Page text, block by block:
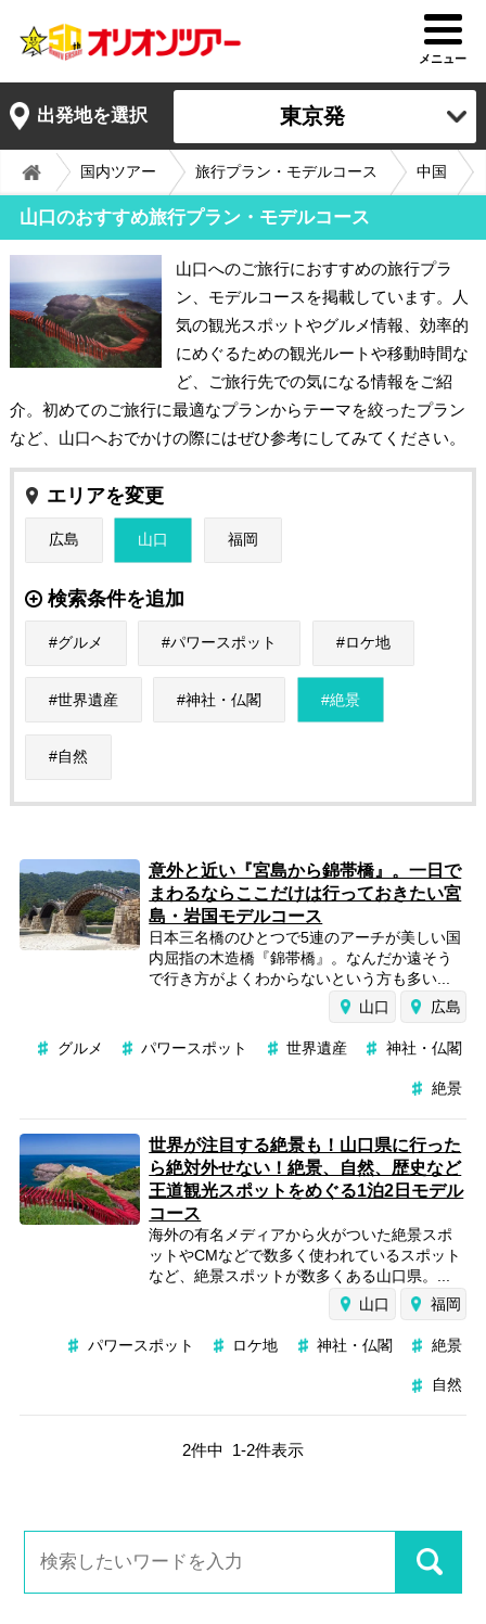
メニュー
出発地を選択 東京発
国内ツアー 旅行プラン・モデルコース 中国
山口のおすすめ旅行プラン・モデルコース
山口へのご旅行におすすめの旅行プラ
ン、モデルコースを掲載しています。人
気の観光スポットやグルメ情報、効率的
にめぐるための観光ルートや移動時間な
ど、ご旅行先での気になる情報をご紹
介。初めてのご旅行に最適なプランからテーマを絞ったプラン
など、山口へおでかけの際にはぜひ参考にしてみてください。
エリアを変更
広島 山口 福岡
検索条件を追加
グルメ パワースポット ロケ地
世界遺産 神社・仏閣 絶景
自然
意外と近い『宮島から錦帯橋』。一日で
まわるならここだけは行っておきたい宮
島・岩国モデルコース
日本三名橋のひとつで5連のアーチが美しい国
内屈指の木造橋『錦帯橋』。なんだか遠そう
で行き方がよくわからないという方も多い...
山口
広島
グルメ パワースポット 世界遺産 神社・仏閣
絶景
世界が注目する絶景も！山口県に行った
ら絶対外せない！絶景、自然、歴史など
王道観光スポットをめぐる1泊2日モデル
コース
海外の有名メディアから火がついた絶景スポ
ットやCMなどで数多く使われているスポット
など、絶景スポットが数多くある山口県。...
山口
福岡
パワースポット ロケ地 神社・仏閣 絶景
自然
2件中 1-2件表示